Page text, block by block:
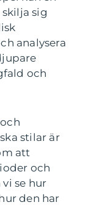
sig
analysera
och
stilar är
att
och
se hur
den har